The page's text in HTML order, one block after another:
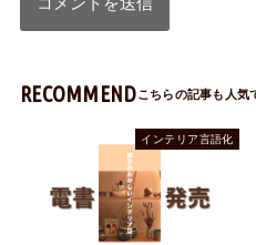
RECOMMEND
インテリア言語化